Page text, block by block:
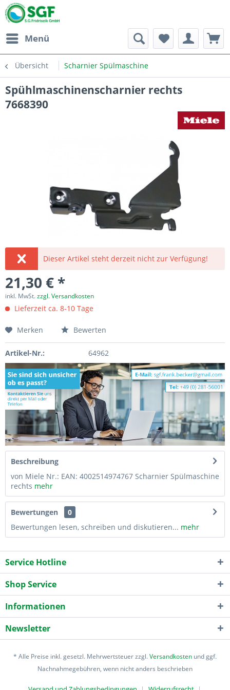
Menü
Übersicht Scharnier Spülmaschine
Spühlmaschinenscharnier rechts
7668390
Dieser Artikel steht derzeit nicht zur Verfügung!
21,30 € *
inkl. MwSt.zzgl. Versandkosten
Lieferzeit ca. 8-10 Tage
Merken Bewerten
Artikel-Nr.: 64962
Beschreibung
von Miele Nr.: EAN: 4002514974767 Scharnier Spülmaschine
rechts mehr
Bewertungen
0
Bewertungen lesen, schreiben und diskutieren... mehr
Service Hotline
Shop Service
Informationen
Newsletter
* Alle Preise inkl. gesetzl. Mehrwertsteuer zzgl.Versandkosten und ggf.
Nachnahmegebühren, wenn nicht anders beschrieben